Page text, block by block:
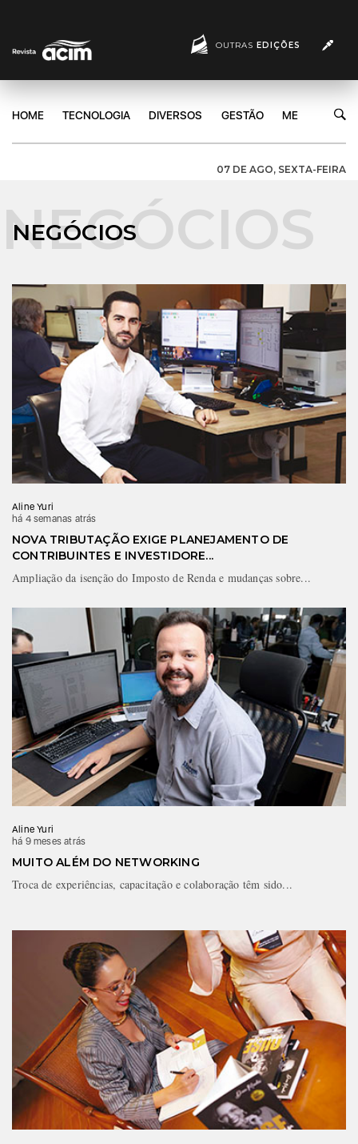
OUTRAS EDIÇÕES
HOME TECNOLOGIA DIVERSOS GESTÃO MERCADO
07 DE AGO, SEXTA-FEIRA
NEGÓCIOS
Aline Yuri
há 4 semanas atrás
NOVA TRIBUTAÇÃO EXIGE PLANEJAMENTO DE
CONTRIBUINTES E INVESTIDORE...
Ampliação da isenção do Imposto de Renda e mudanças sobre...
Aline Yuri
há 9 meses atrás
MUITO ALÉM DO NETWORKING
Troca de experiências, capacitação e colaboração têm sido...